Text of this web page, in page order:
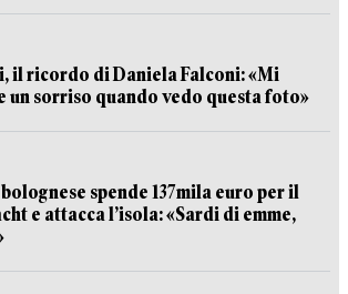
il ricordo di Daniela Falconi: «Mi
un sorriso quando vedo questa foto»
spende 137mila euro per il
e attacca l’isola: «Sardi di emme,